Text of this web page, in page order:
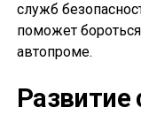
служб
поможет
автопроме.
Развитие